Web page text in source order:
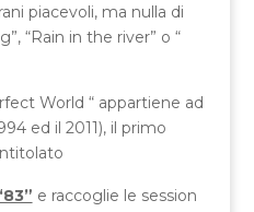
piacevoli, ma nulla di
“Rain in the river” o “
World “ appartiene ad
ed il 2011), il primo
e raccoglie le session